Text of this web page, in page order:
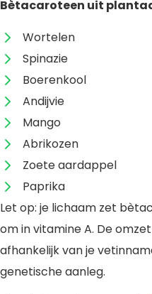
Bètacaroteen uit
Wortelen
Spinazie
Boerenkool
Andijvie
Mango
Abrikozen
Zoete aardappel
Paprika
Let op: je lichaam zet
om in vitamine A. De
afhankelijk van je
genetische aanleg.